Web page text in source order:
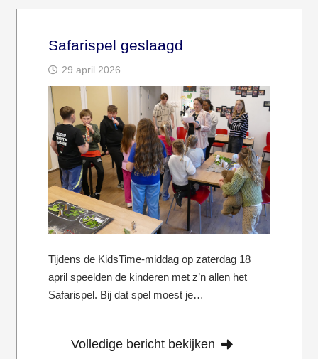
Safarispel geslaagd
29 april 2026
Tijdens de KidsTime-middag op zaterdag 18
april speelden de kinderen met z’n allen het
Safarispel. Bij dat spel moest je…
Volledige bericht bekijken